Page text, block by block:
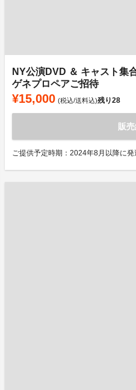
NY公演DVD ＆ キャスト集
ゲネプロペアご招待
¥15,000 (税込/送料込)残り28
販
ご提供予定時期：2024年8月以降に